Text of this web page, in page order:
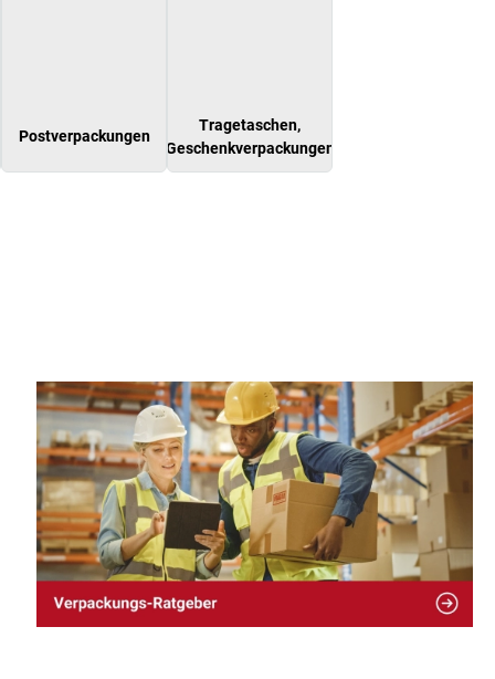
Postverpackungen
Tragetaschen,
Geschenkverpackungen